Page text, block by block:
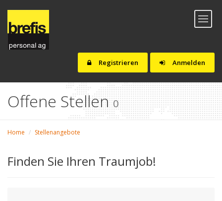
Anmelden
Registrieren
Toggle
Offene Stellen0
Home Stellenangebote
Finden Sie Ihren Traumjob!